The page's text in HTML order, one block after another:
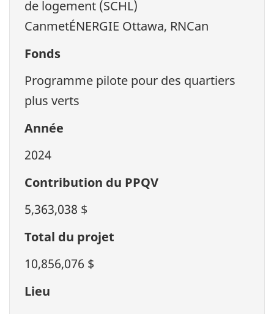
de logement (SCHL)
CanmetÉNERGIE Ottawa, RNCan
Fonds
Programme pilote pour des quartiers
plus verts
Année
2024
Contribution du PPQV
5,363,038 $
Total du projet
10,856,076 $
Lieu